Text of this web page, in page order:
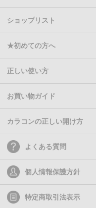
ショップリスト
★初めての方へ
正しい使い方
お買い物ガイド
カラコンの正しい開け方
よくある質問
個人情報保護方針
特定商取引法表示